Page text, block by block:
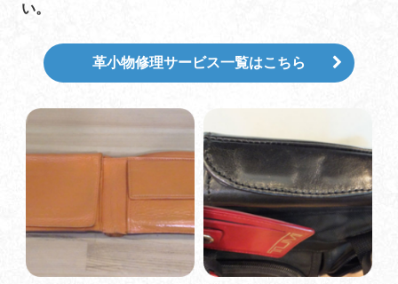
い。
革小物修理サービス一覧はこちら